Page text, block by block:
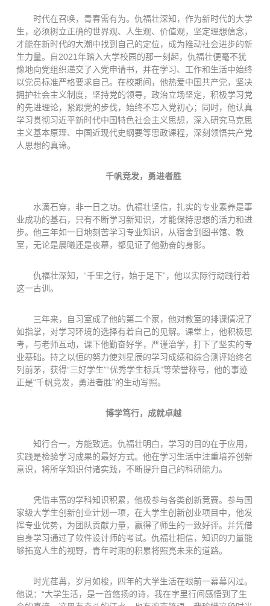
时代在召唤，青春需有为。仇福壮深知，作为新时代的大学
生，必须树立正确的世界观、人生观、价值观，坚定理想信念，
才能在新时代的大潮中找到自己的定位，成为推动社会进步的新
生力量。自2021年踏入大学校园的那一刻起，仇福壮便毫不犹
豫地向党组织递交了入党申请书，并在学习、工作和生活中始终
以党员标准严格要求自己。在校期间，他热爱中国共产党，坚决
拥护社会主义制度，坚持党的领导，政治立场坚定，积极学习党
的先进理论，紧跟党的步伐，始终不忘入党初心；同时，他认真
学习贯彻习近平新时代中国特色社会主义思想，深入研究马克思
主义基本原理、中国近现代史纲要等思政课程，深刻领悟共产党
人思想的真谛。
千帆竞发，勇进者胜
水滴石穿，非一日之功。仇福壮坚信，扎实的专业素养是事
业成功的基石，只有不断学习新知识，才能保持思想的活力和进
步。他三年如一日地刻苦学习专业知识，从宿舍到图书馆、教
室，无论是晨曦还是夜幕，都见证了他勤奋的身影。
仇福壮深知，“千里之行，始于足下”，他以实际行动践行着
这一古训。
三年来，自习室成了他的第二个家，他对教室的排课情况了
如指掌，对学习环境的选择有着自己的见解。课堂上，他积极思
考，与老师互动，课下他勤奋好学，严谨治学，打下了坚实的专
业基础。持之以恒的努力使刘星辰的学习成绩和综合测评始终名
列前茅，获得“三好学生”“优秀学生标兵”等荣誉称号，他的事迹
正是“千帆竞发，勇进者胜”的生动写照。
博学笃行，成就卓越
知行合一，方能致远。仇福壮明白，学习的目的在于应用，
实践是检验学习成果的最好方式。他在学习生活中注重培养创新
意识，将所学知识付诸实践，不断提升自己的科研能力。
凭借丰富的学科知识积累，他极参与各类创新竞赛。参与国
家级大学生创新创业计划一项，在大学生创新创业项目中，他发
挥专业优势，为团队贡献力量，赢得了师生的一致好评。并凭借
自身学习通过了软件设计师的考试。仇福壮相信，知识的力量能
够拓宽人生的视野，青年时期的积累将照亮未来的道路。
时光荏苒，岁月如梭，四年的大学生活在眼前一幕幕闪过。
他说：“大学生活，是一首悠扬的诗，我在字里行间感悟到了生